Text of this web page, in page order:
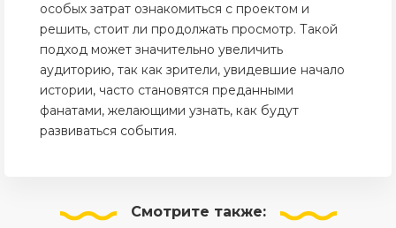
особых затрат ознакомиться с проектом и
решить, стоит ли продолжать просмотр. Такой
подход может значительно увеличить
аудиторию, так как зрители, увидевшие начало
истории, часто становятся преданными
фанатами, желающими узнать, как будут
развиваться события.
Смотрите также: